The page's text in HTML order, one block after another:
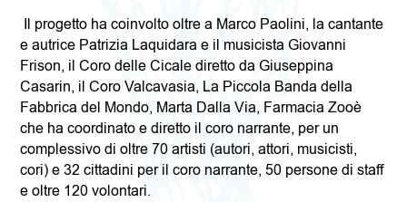
Il progetto ha coinvolto oltre a Marco Paolini, la cantante
e autrice Patrizia Laquidara e il musicista Giovanni
Frison, il Coro delle Cicale diretto da Giuseppina
Casarin, il Coro Valcavasia, La Piccola Banda della
Fabbrica del Mondo, Marta Dalla Via, Farmacia Zooè
che ha coordinato e diretto il coro narrante, per un
complessivo di oltre 70 artisti (autori, attori, musicisti,
cori) e 32 cittadini per il coro narrante, 50 persone di staff
e oltre 120 volontari.